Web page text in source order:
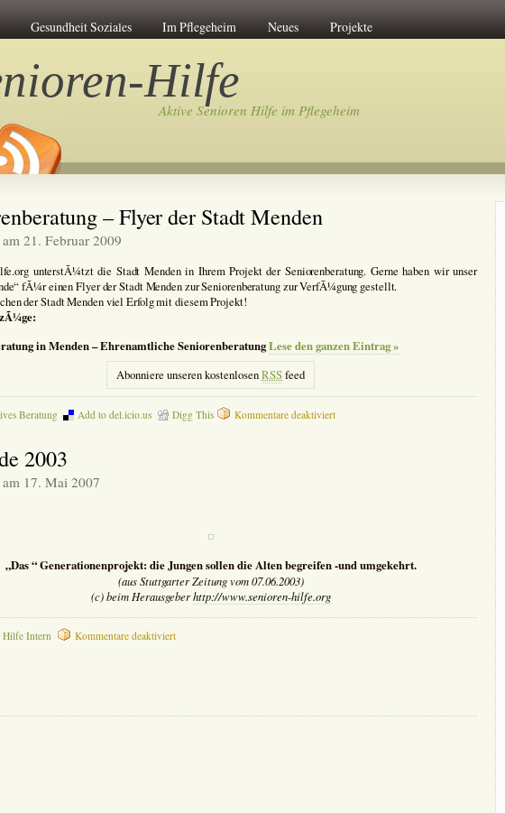
Gesundheit Soziales Im Pflegeheim Neues Projekte
Hilfe
Aktive Senioren Hilfe im Pflegeheim
– Flyer der Stadt Menden
21. Februar 2009
unterstÃ¼tzt die Stadt Menden in Ihrem Projekt der Seniorenberatung. Gerne haben wir unser
fÃ¼r einen Flyer der Stadt Menden zur Seniorenberatung zur VerfÃ¼gung gestellt.
der Stadt Menden viel Erfolg mit diesem Projekt!
in Menden – Ehrenamtliche SeniorenberatungLese den ganzen Eintrag »
Abonniere unseren kostenlosenRSSfeed
Beratung Add to del.icio.us Digg This Kommentare deaktiviertfür
2003
17. Mai 2007
„Das “ Generationenprojekt: die Jungen sollen die Alten begreifen -und umgekehrt.
(aus Stuttgarter Zeitung vom 07.06.2003)
(c) beim Herausgeberhttp://www.senioren-hilfe.org
Hilfe Intern Kommentare deaktiviertfür